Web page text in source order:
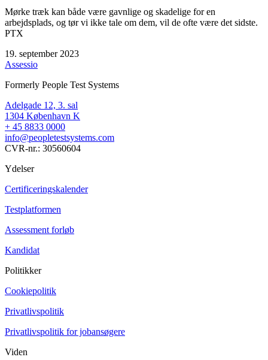
Mørke træk kan både være gavnlige og skadelige for en
arbejdsplads, og tør vi ikke tale om dem, vil de ofte være det sidste.
PTX
19. september 2023
Assessio
Formerly People Test Systems
Adelgade 12, 3. sal
1304 København K
+ 45 8833 0000
info@peopletestsystems.com
CVR-nr.: 30560604
Ydelser
Certificeringskalender
Testplatformen
Assessment forløb
Kandidat
Politikker
Cookiepolitik
Privatlivspolitik
Privatlivspolitik for jobansøgere
Viden